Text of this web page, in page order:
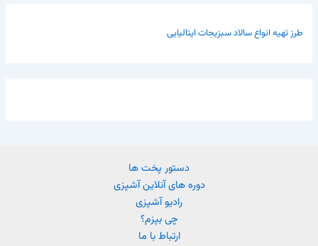
طرز تهیه انواع سالاد سبزیجات ایتالیایی
دستور پخت ها
دوره های آنلاین آشپزی
رادیو آشپزی
چی بپزم؟
ارتباط با ما